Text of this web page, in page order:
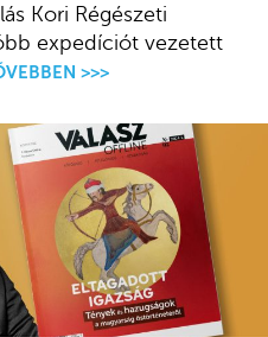
Kori Régészeti
expedíciót vezetett
>>>